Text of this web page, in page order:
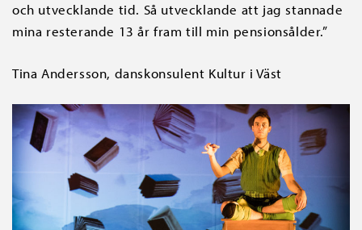
och utvecklande tid. Så utvecklande att jag stannade
mina resterande 13 år fram till min pensionsålder.”
Tina Andersson, danskonsulent Kultur i Väst